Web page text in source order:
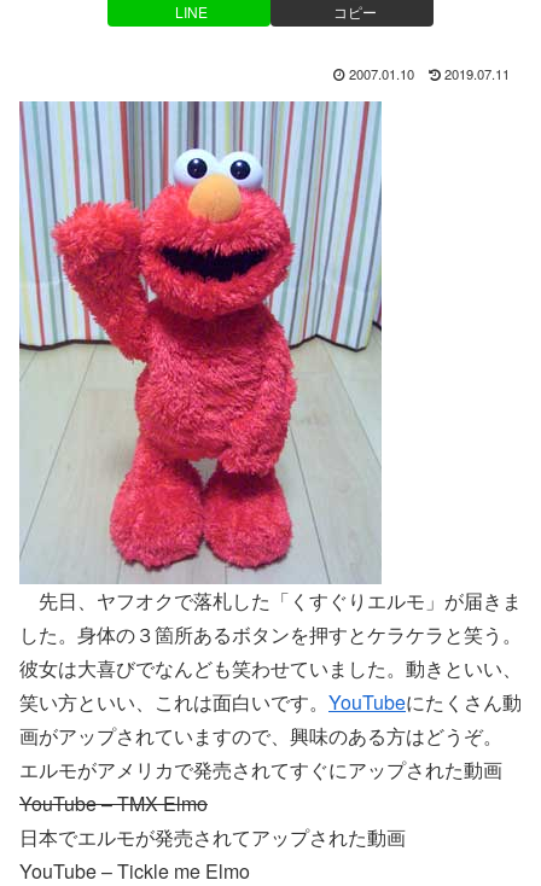
LINE コピー
2007.01.10 2019.07.11
先日、ヤフオクで落札した「くすぐりエルモ」が届きま
した。身体の３箇所あるボタンを押すとケラケラと笑う。
彼女は大喜びでなんども笑わせていました。動きといい、
笑い方といい、これは面白いです。 YouTubeにたくさん動
画がアップされていますので、興味のある方はどうぞ。
エルモがアメリカで発売されてすぐにアップされた動画
YouTube – TMX Elmo
日本でエルモが発売されてアップされた動画
YouTube – Tickle me Elmo